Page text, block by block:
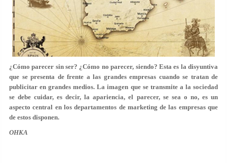
¿Cómo parecer sin ser? ¿Cómo no parecer, siendo? Esta es la disyuntiva
que se presenta de frente a las grandes empresas cuando se tratan de
publicitar en grandes medios. La imagen que se transmite a la sociedad
se debe cuidar, es decir, la apariencia, el parecer, se sea o no, es un
aspecto central en los departamentos de marketing de las empresas que
de estos disponen.
OHKA